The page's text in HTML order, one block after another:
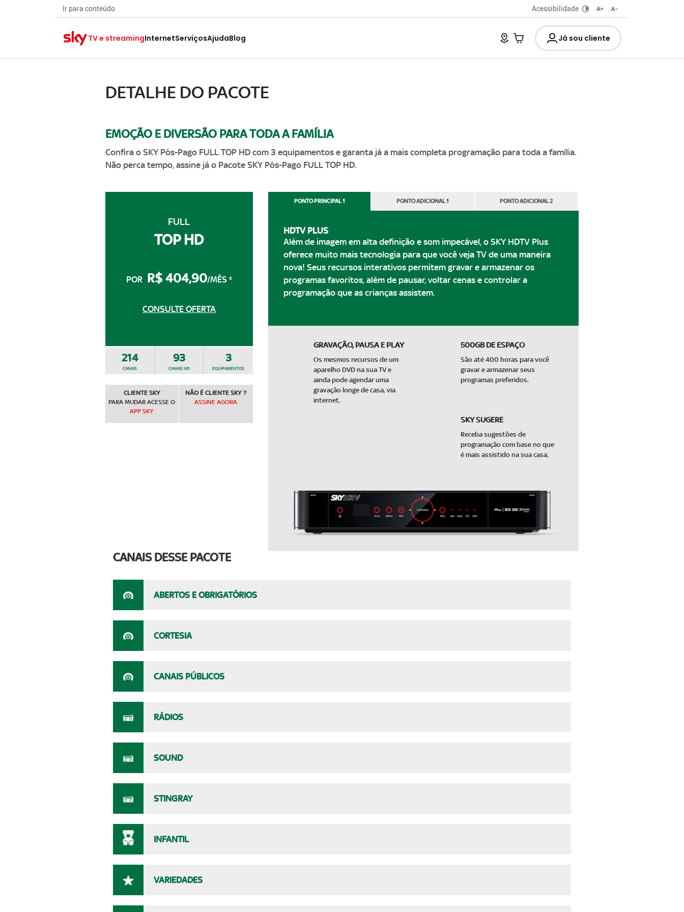
DETALHE DO PACOTE
EMOÇÃO E DIVERSÃO PARA TODA A FAMÍLIA
Confira o SKY Pós-Pago FULL TOP HD com 3 equipamentos e garanta já a mais completa programação para toda a família.
Não perca tempo, assine já o Pacote SKY Pós-Pago FULL TOP HD.
FULL
TOP HD
POR R$ 404,90/MÊS *
CONSULTE OFERTA
214
CANAIS
93
CANAIS HD
3
EQUIPAMENTOS
CLIENTE SKY
PARA MUDAR ACESSE O
APP SKY
NÃO É CLIENTE SKY ?
ASSINE AGORA
PONTO PRINCIPAL 1 PONTO ADICIONAL 1 PONTO ADICIONAL 2
HDTV PLUS
Além de imagem em alta definição e som impecável, o SKY HDTV Plus
oferece muito mais tecnologia para que você veja TV de uma maneira
nova! Seus recursos interativos permitem gravar e armazenar os
programas favoritos, além de pausar, voltar cenas e controlar a
programação que as crianças assistem.
GRAVAÇÃO, PAUSA E PLAY
Os mesmos recursos de um
aparelho DVD na sua TV e
ainda pode agendar uma
gravação longe de casa, via
internet.
500GB DE ESPAÇO
São até 400 horas para você
gravar e armazenar seus
programas preferidos.
SKY SUGERE
Receba sugestões de
programação com base no que
é mais assistido na sua casa.
CANAIS DESSE PACOTE
ABERTOS E OBRIGATÓRIOS
CORTESIA
CANAIS PÚBLICOS
RÁDIOS
SOUND
STINGRAY
INFANTIL
VARIEDADES
Ir para conteúdo Acessibilidade
TV e streamingInternetServiçosAjudaBlog Já sou cliente